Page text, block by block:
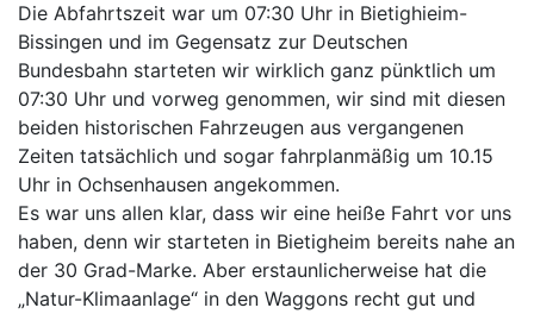
Die Abfahrtszeit war um 07:30 Uhr in Bietighieim-
Bissingen und im Gegensatz zur Deutschen
Bundesbahn starteten wir wirklich ganz pünktlich um
07:30 Uhr und vorweg genommen, wir sind mit diesen
beiden historischen Fahrzeugen aus vergangenen
Zeiten tatsächlich und sogar fahrplanmäßig um 10.15
Uhr in Ochsenhausen angekommen.
Es war uns allen klar, dass wir eine heiße Fahrt vor uns
haben, denn wir starteten in Bietigheim bereits nahe an
der 30 Grad-Marke. Aber erstaunlicherweise hat die
„Natur-Klimaanlage“ in den Waggons recht gut und